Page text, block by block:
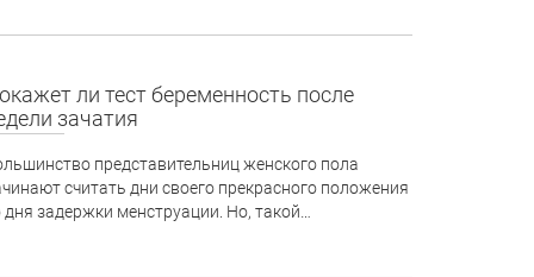
ли тест беременность после
зачатия
представительниц женского пола
считать дни своего прекрасного положения
дня задержки менструации. Но, такой…